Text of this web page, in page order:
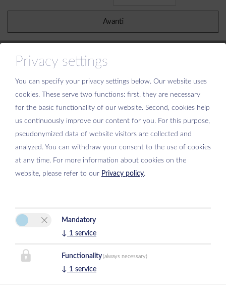
Avanti
Si prega di attivare l'opzione “Funzionalità” nelle impostazioni dei
cookie per la corretta visualizzazione della mappa
Impostazioni dei cookie
Hotel Schermer
Kurstraße 8
6323 Bad Häring
Privacy settings
You can specify your privacy settings below. Our website uses
cookies. These serve two functions: first, they are necessary
for the basic functionality of our website. Second, cookies help
us continuously improve our content for you. For this purpose,
pseudonymized data of website visitors are collected and
analyzed. You can withdraw your consent to the use of cookies
at any time. For more information about cookies on the
website, please refer to our Privacy policy.
Mandatory
↓ 1 service
Functionality (always necessary)
↓ 1 service